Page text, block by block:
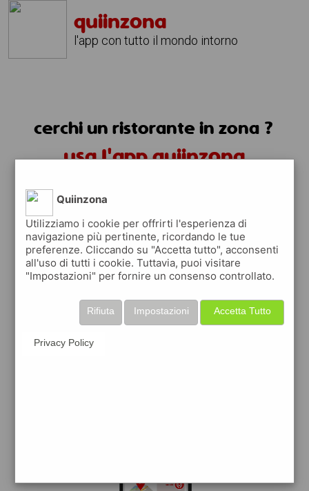
quiinzona
l'app con tutto il mondo intorno
cerchi un ristorante in zona ?
usa l'app quiinzona
ristoranti in zona
trovi i ristoranti in zona e tutti i posti
dove mangiare vicino a te
Quiinzona
Utilizziamo i cookie per offrirti l'esperienza di
navigazione più pertinente, ricordando le tue
preferenze. Cliccando su "Accetta tutto", acconsenti
all'uso di tutti i cookie. Tuttavia, puoi visitare
"Impostazioni" per fornire un consenso controllato.
Accetta Tutto
Impostazioni
Rifiuta
Privacy Policy